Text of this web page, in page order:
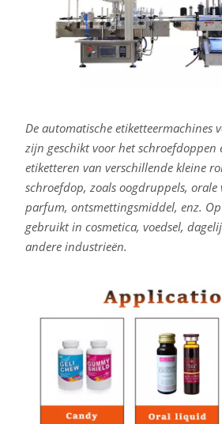
De automatische etiketteermachines
zijn geschikt voor het schroefdoppen
etiketteren van verschillende kleine
schroefdop, zoals oogdruppels, orale
parfum, ontsmettingsmiddel, enz.
gebruikt in cosmetica, voedsel,
andere industrieën.